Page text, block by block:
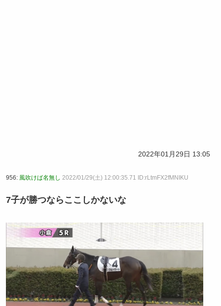
2022年01月29日 13:05
956: 風吹けば名無し 2022/01/29(土) 12:00:35.71 ID:rLtmFX2fMNIKU
7子が勝つならここしかないな